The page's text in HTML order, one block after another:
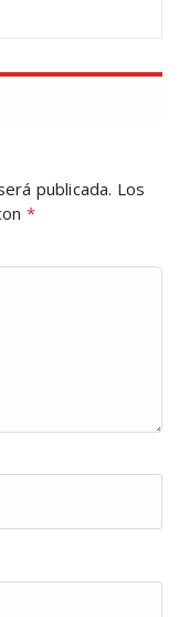
publicada. Los
*